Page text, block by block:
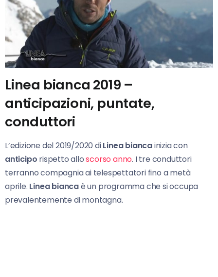
Linea bianca 2019 –
anticipazioni, puntate,
conduttori
L’edizione del 2019/2020 diLinea biancainizia con
anticipo rispetto alloscorso anno. I tre conduttori
terranno compagnia ai telespettatori fino a metà
aprile. Linea biancaè un programma che si occupa
prevalentemente di montagna.